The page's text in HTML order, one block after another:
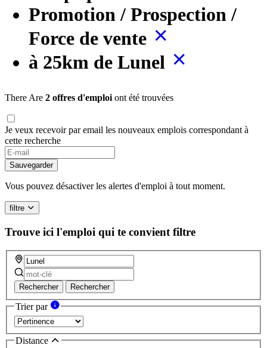
Promotion / Prospection /
Force de vente
à 25km de Lunel
There Are 2 offres d'emploi ont été trouvées
Je veux recevoir par email les nouveaux emplois correspondant à
cette recherche
Sauvegarder
Vous pouvez désactiver les alertes d'emploi à tout moment.
filtre
Trouve ici l'emploi qui te convient filtre
Rechercher Rechercher
Trier par
Distance